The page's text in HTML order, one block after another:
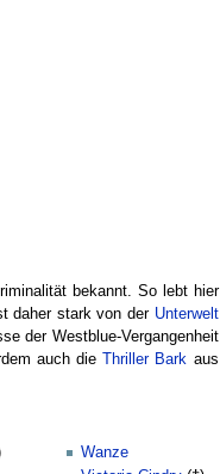
bekannt. So lebt hier
daher stark von der Unterwelt
der Westblue-Vergangenheit
auch dieThriller Bark aus
Wanze